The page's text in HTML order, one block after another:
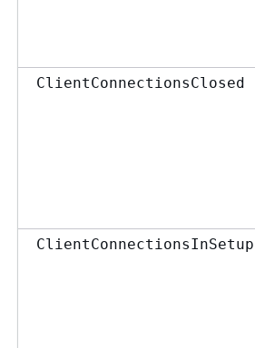
ClientConnectionsClosed
ClientConnectionsInSetup